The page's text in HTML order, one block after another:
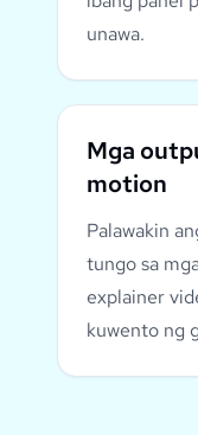
unawa.
Mga
motion
Palawakin
tungo sa
explainer
kuwento ng